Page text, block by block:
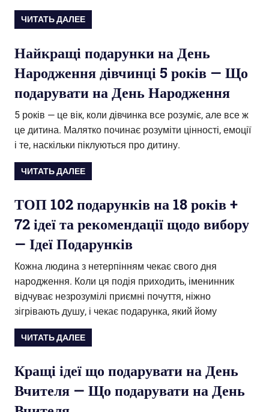
ЧИТАТЬ ДАЛЕЕ
Найкращі подарунки на День
Народження дівчинці 5 років — Що
подарувати на День Народження
5 років — це вік, коли дівчинка все розуміє, але все ж
це дитина. Малятко починає розуміти цінності, емоції
і те, наскільки піклуються про дитину.
ЧИТАТЬ ДАЛЕЕ
ТОП 102 подарунків на 18 років +
72 ідеї та рекомендації щодо вибору
— Ідеї Подарунків
Кожна людина з нетерпінням чекає свого дня
народження. Коли ця подія приходить, іменинник
відчуває незрозумілі приємні почуття, ніжно
зігрівають душу, і чекає подарунка, який йому
ЧИТАТЬ ДАЛЕЕ
Кращі ідеї що подарувати на День
Вчителя — Що подарувати на День